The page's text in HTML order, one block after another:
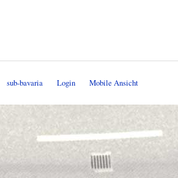
sub-bavaria Login Mobile Ansicht